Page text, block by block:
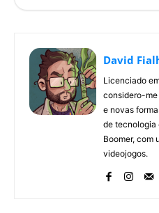
David
Licenciado
considero-
e novas
de tecnologia
Boomer, com
videojogos.